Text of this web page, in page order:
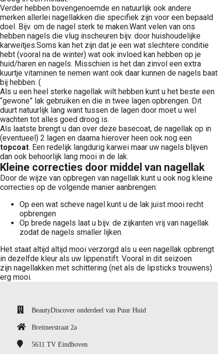
Verder hebben bovengenoemde en natuurlijk ook andere
merken allerlei nagellakken die specifiek zijn voor een bepaald
doel. Bijv. om de nagel sterk te maken.Want velen van ons
hebben nagels die vlug inscheuren bijv. door huishoudelijke
karweitjes.Soms kan het zijn dat je een wat slechtere conditie
hebt (vooral na de winter) wat ook invloed kan hebben op je
huid/haren en nagels. Misschien is het dan zinvol een extra
kuurtje vitaminen te nemen want ook daar kunnen de nagels baat
bij hebben. (
Als u een heel sterke nagellak wilt hebben kunt u het beste een
“gewone” lak gebruiken en die in twee lagen opbrengen. Dit
duurt natuurlijk lang want tussen de lagen door moet u wel
wachten tot alles goed droog is.
Als laatste brengt u dan over deze basecoat, de nagellak op in
(eventueel) 2 lagen en daarna hierover heen ook nog een
topcoat. Een redelijk langdurig karwei maar uw nagels blijven
dan ook behoorlijk lang mooi in de lak.
Kleine correcties door middel van nagellak
Door de wijze van opbregen van nagellak kunt u ook nog kleine
correcties op de volgende manier aanbrengen:
Op een wat scheve nagel kunt u de lak juist mooi recht
opbrengen
Op brede nagels laat u bijv. de zijkanten vrij van nagellak
zodat de nagels smaller lijken.
Het staat altijd altijd mooi verzorgd als u een nagellak opbrengt
in dezelfde kleur als uw lippenstift. Vooral in dit seizoen
zijn nagellakken met schittering (net als de lipsticks trouwens)
erg mooi.
BeautyDiscover onderdeel van Puur Huid
Breitnerstraat 2a
5611 TV Eindhoven